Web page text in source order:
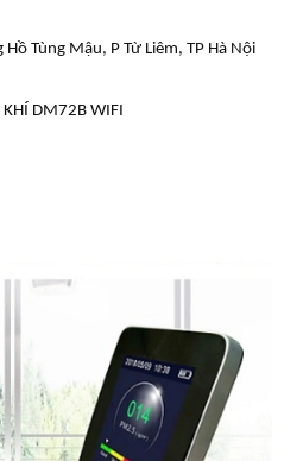
Tùng Mậu, P Từ Liêm, TP Hà Nội
KHÍ DM72B WIFI